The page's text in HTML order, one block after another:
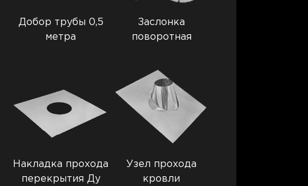
Добор трубы 0,5
метра
Заслонка
поворотная
Накладка прохода
перекрытия Ду
Узел прохода
кровли